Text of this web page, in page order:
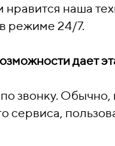
нравится наша
режиме 24/7.
дает
звонку. Обычно,
сервиса,